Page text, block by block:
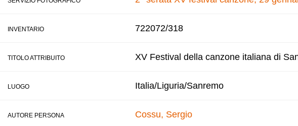
INVENTARIO 722072/318
TITOLO ATTRIBUITO XV Festival della canzone italiana di
LUOGO Italia/Liguria/Sanremo
AUTORE PERSONA Cossu, Sergio